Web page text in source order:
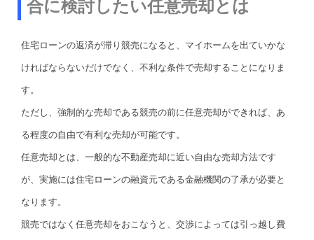
合に検討したい任意売却とは
住宅ローンの返済が滞り競売になると、マイホームを出ていかな
ければならないだけでなく、不利な条件で売却することになりま
す。
ただし、強制的な売却である競売の前に任意売却ができれば、あ
る程度の自由で有利な売却が可能です。
任意売却とは、一般的な不動産売却に近い自由な売却方法です
が、実施には住宅ローンの融資元である金融機関の了承が必要と
なります。
競売ではなく任意売却をおこなうと、交渉によっては引っ越し費